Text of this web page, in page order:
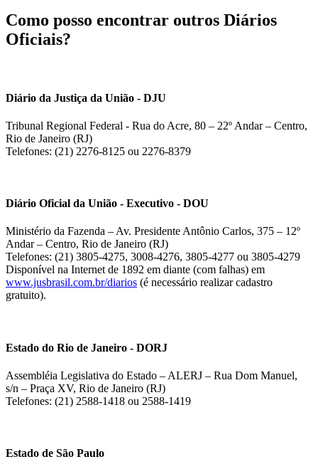
Como posso encontrar outros Diários
Oficiais?
Diário da Justiça da União - DJU
Tribunal Regional Federal - Rua do Acre, 80 – 22º Andar – Centro,
Rio de Janeiro (RJ)
Telefones: (21) 2276-8125 ou 2276-8379
Diário Oficial da União - Executivo - DOU
Ministério da Fazenda – Av. Presidente Antônio Carlos, 375 – 12º
Andar – Centro, Rio de Janeiro (RJ)
Telefones: (21) 3805-4275, 3008-4276, 3805-4277 ou 3805-4279
Disponível na Internet de 1892 em diante (com falhas) em
www.jusbrasil.com.br/diarios (é necessário realizar cadastro
gratuito).
Estado do Rio de Janeiro - DORJ
Assembléia Legislativa do Estado – ALERJ – Rua Dom Manuel,
s/n – Praça XV, Rio de Janeiro (RJ)
Telefones: (21) 2588-1418 ou 2588-1419
Estado de São Paulo